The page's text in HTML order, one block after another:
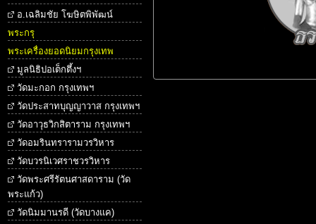
อ.เฉลิมชัย โฆษิตพิพัฒน์
พระกรุ
พระเครื่องยอดนิยมกรุงเทพ
มูลนิธิปอเต็กตึ้งฯ
วัดมะกอก กรุงเทพฯ
วัดประสาทบุญญาวาส กรุงเทพฯ
วัดอาวุธวิกสิตาราม กรุงเทพฯ
วัดอมรินทรารามวรวิหาร
วัดบวรนิเวศราชวรวิหาร
วัดพระศรีรัตนศาสดาราม (วัด
พระแก้ว)
วัดนิมมานรดี (วัดบางแค)